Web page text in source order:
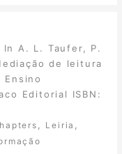
A. L. Taufer, P.
de leitura
Editorial ISBN:
Leiria